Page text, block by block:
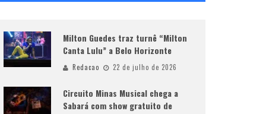
Milton Guedes traz turnê “Milton
Canta Lulu” a Belo Horizonte
Redacao 22 de julho de 2026
Circuito Minas Musical chega a
Sabará com show gratuito de